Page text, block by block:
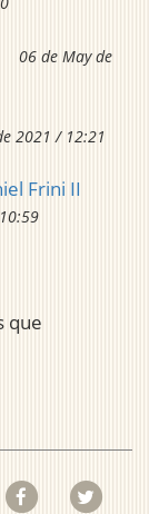
06 de May de
2021 / 12:21
Frini II
que